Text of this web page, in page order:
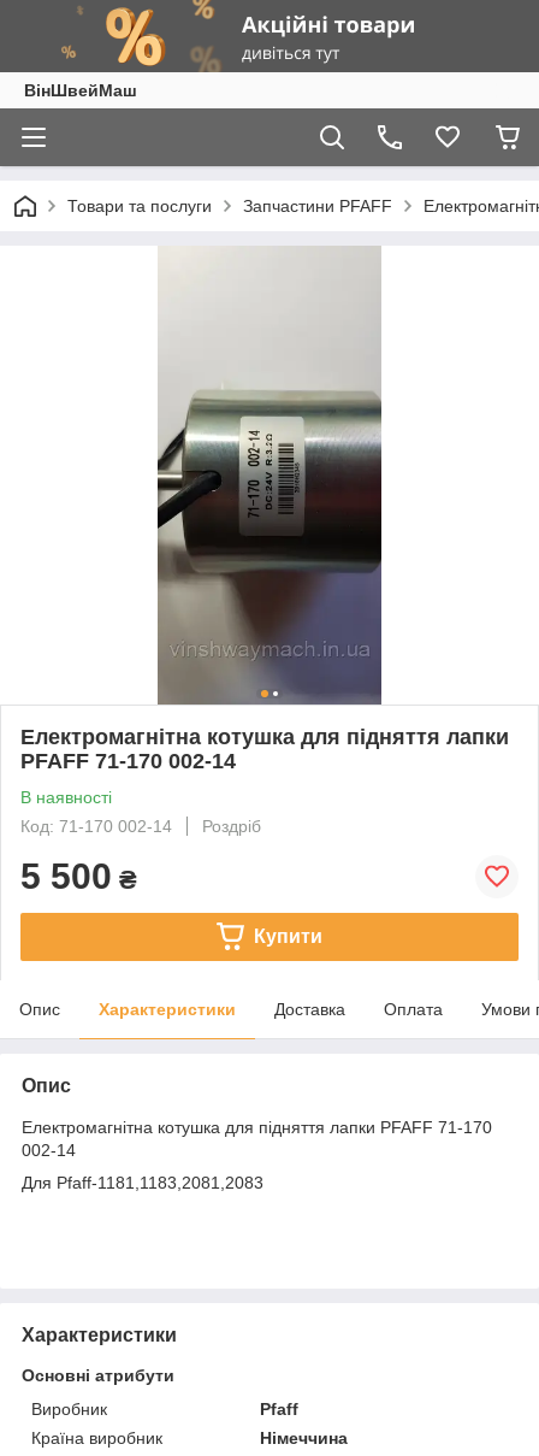
ВінШвейМаш
Товари та послуги Запчастини PFAFF
Електромагнітна котушка для підняття лапки
PFAFF 71-170 002-14
В наявності
Код: 71-170 002-14
Роздріб
5 500 ₴
Купити
Опис Характеристики Доставка Оплата Умови
Опис
Електромагнітна котушка для підняття лапки PFAFF 71-170
002-14
Для Pfaff-1181,1183,2081,2083
Характеристики
Основні атрибути
Виробник
Pfaff
Країна виробник
Німеччина